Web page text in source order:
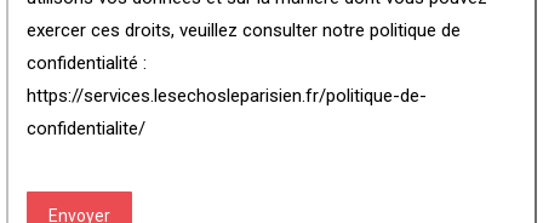
exercer ces droits, veuillez consulter notre politique de
confidentialité :
https://services.lesechosleparisien.fr/politique-de-
confidentialite/